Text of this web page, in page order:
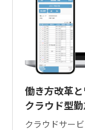
働き方改革
クラウド型
クラウドサー